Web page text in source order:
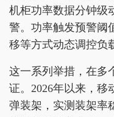
机柜功率数据分钟级
警。功率触发预警阈
移等方式动态调控负
这一系列举措，在多
证。2026年以来，移
弹装架，实测装架率